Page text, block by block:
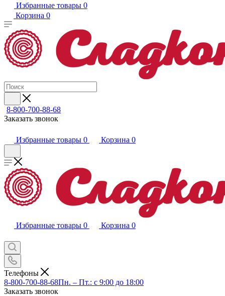
Избранные товары 0
Корзина 0
8-800-700-88-68
Заказать звонок
Избранные товары 0 Корзина 0
Избранные товары 0 Корзина 0
Телефоны
8-800-700-88-68Пн. – Пт.: с 9:00 до 18:00
Заказать звонок